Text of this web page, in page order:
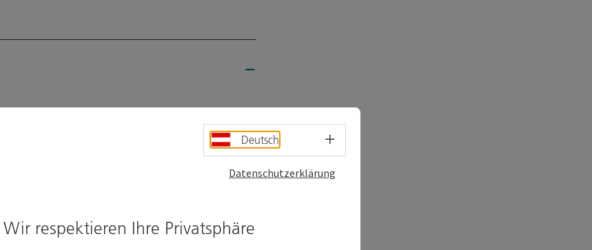
Deutsch Sprachwahl - Menü öffnen
Datenschutzerklärung
Wir respektieren Ihre Privatsphäre